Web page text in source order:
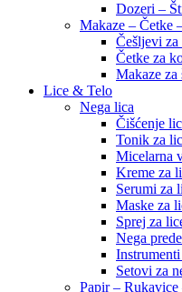
Dozeri –
Makaze – Četke
Češljevi za
Četke za
Makaze za
Lice & Telo
Nega lica
Čišćenje
Tonik za
Micelarna
Kreme za
Serumi za
Maske za
Sprej za
Nega
Setovi za
Papir –